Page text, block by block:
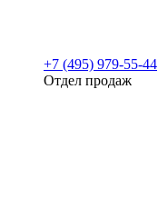
+7 (495) 979-55-44
Отдел продаж